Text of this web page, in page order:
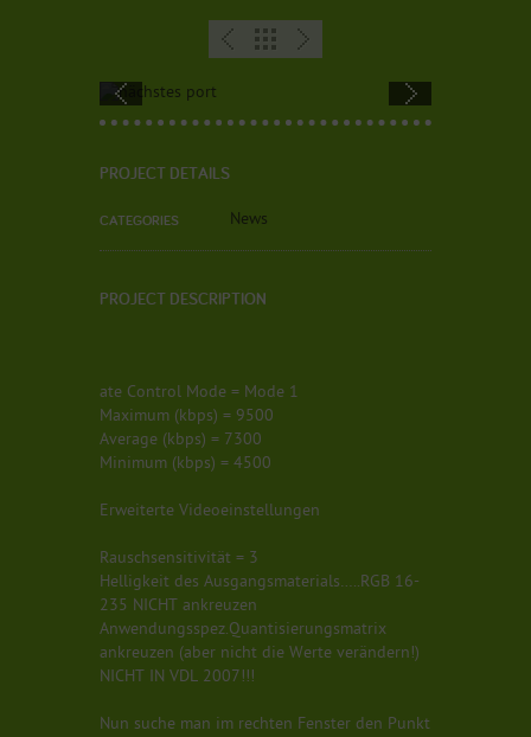
PROJECT DETAILS
CATEGORIES News
PROJECT DESCRIPTION
ate Control Mode = Mode 1
Maximum (kbps) = 9500
Average (kbps) = 7300
Minimum (kbps) = 4500
Erweiterte Videoeinstellungen
Rauschsensitivität = 3
Helligkeit des Ausgangsmaterials…..RGB 16-
235 NICHT ankreuzen
Anwendungsspez.Quantisierungsmatrix
ankreuzen (aber nicht die Werte verändern!)
NICHT IN VDL 2007!!!
Nun suche man im rechten Fenster den Punkt